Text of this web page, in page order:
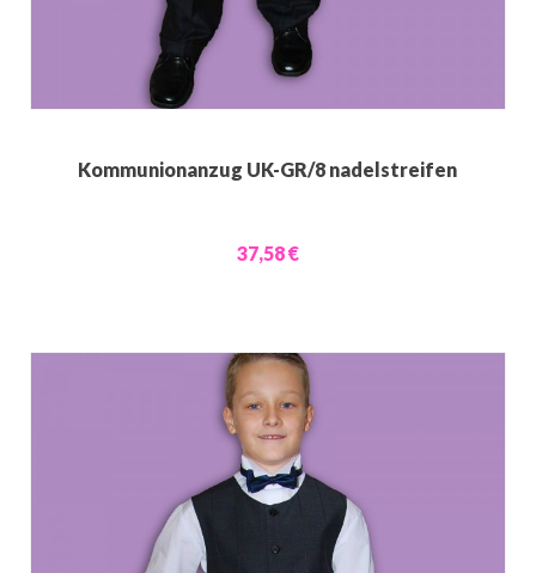
Kommunionanzug UK-GR/8 nadelstreifen
37,58 €